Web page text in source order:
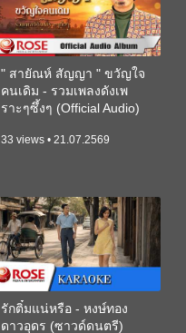
" สายัณห์ สัญญา " ขวัญใจ
คนเดิม - รวมเพลงดังเพ
ราะๆซึ้งๆ (Official Audio)
33 views • 21.07.2569
รักติ๋มแน่หรือ - หงษ์ทอง
ดาวอุดร (ซาวด์ดนตรี)